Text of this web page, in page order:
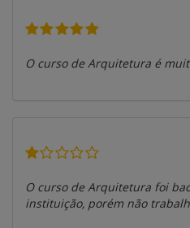
O curso de Arquitetura é
O curso de Arquitetura foi
instituição, porém não